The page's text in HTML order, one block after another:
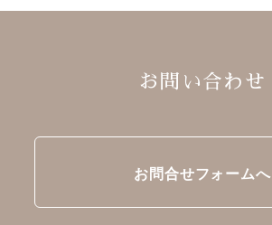
お問い合わせ
お問合せフォームへ